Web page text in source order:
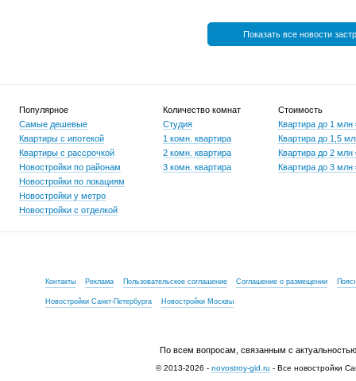
Показать все новости
Популярное
Самые дешевые
Квартиры с ипотекой
Квартиры с рассрочкой
Новостройки по районам
Новостройки по локациям
Новостройки у метро
Новостройки с отделкой
Количество комнат
Студия
1 комн. квартира
2 комн. квартира
3 комн. квартира
Стоимость
Квартира до 1 млн
Квартира до 1,5
Квартира до 2 млн
Квартира до 3 млн
Контакты Реклама Пользовательское соглашение Соглашение о размещении
Новостройки Санкт-Петербурга Новостройки Москвы
По всем вопросам, связанным с
© 2013-2026 - novostroy-gid.ru - Все новостройки